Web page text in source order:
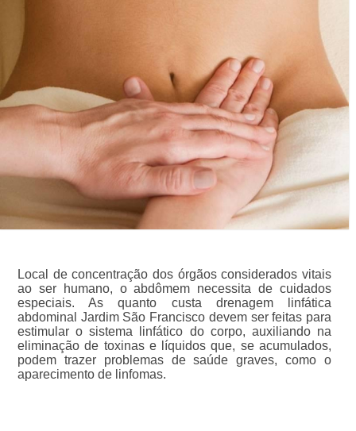
Local de concentração dos órgãos considerados vitais
ao ser humano, o abdômem necessita de cuidados
especiais. As quanto custa drenagem linfática
abdominal Jardim São Francisco devem ser feitas para
estimular o sistema linfático do corpo, auxiliando na
eliminação de toxinas e líquidos que, se acumulados,
podem trazer problemas de saúde graves, como o
aparecimento de linfomas.